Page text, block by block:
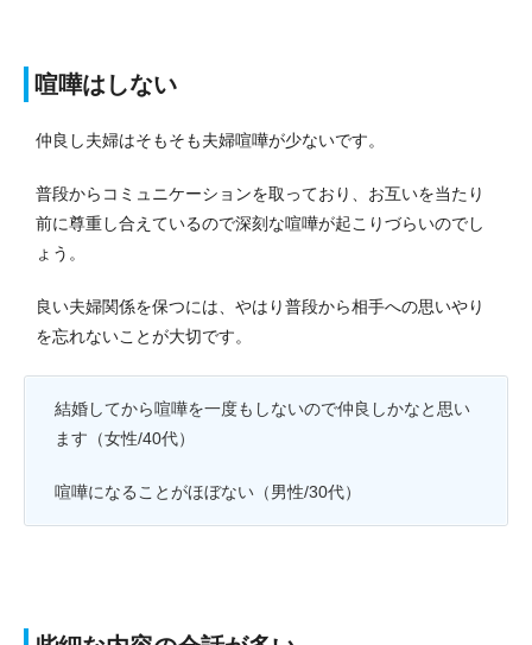
喧嘩はしない
仲良し夫婦はそもそも夫婦喧嘩が少ないです。
普段からコミュニケーションを取っており、お互いを当たり
前に尊重し合えているので深刻な喧嘩が起こりづらいのでし
ょう。
良い夫婦関係を保つには、やはり普段から相手への思いやり
を忘れないことが大切です。
結婚してから喧嘩を一度もしないので仲良しかなと思い
ます（女性/40代）
喧嘩になることがほぼない（男性/30代）